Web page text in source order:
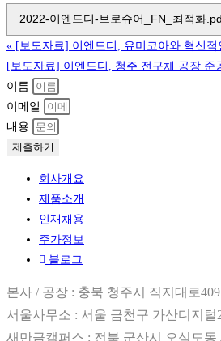
2022-이엔드디-브로슈어_FN_최적화
« [보도자료] 이엔드디, 유미코아와 혁신
[보도자료] 이엔드디, 청주 전구체 공장 준
이름
이메일
내용
제출하기
회사개요
제품소개
인재채용
주가정보
블로그
본사 / 공장 : 충북 청주시 직지대로
서울사무소 : 서울 금천구 가산디지털
새만금캠퍼스 : 전북 군산시 오식도동